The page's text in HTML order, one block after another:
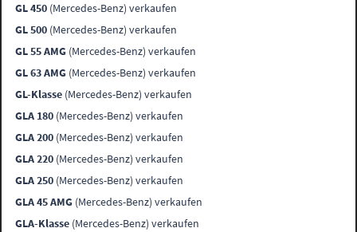
GL 450 (Mercedes-Benz) verkaufen
GL 500 (Mercedes-Benz) verkaufen
GL 55 AMG (Mercedes-Benz) verkaufen
GL 63 AMG (Mercedes-Benz) verkaufen
GL-Klasse (Mercedes-Benz) verkaufen
GLA 180 (Mercedes-Benz) verkaufen
GLA 200 (Mercedes-Benz) verkaufen
GLA 220 (Mercedes-Benz) verkaufen
GLA 250 (Mercedes-Benz) verkaufen
GLA 45 AMG (Mercedes-Benz) verkaufen
GLA-Klasse (Mercedes-Benz) verkaufen